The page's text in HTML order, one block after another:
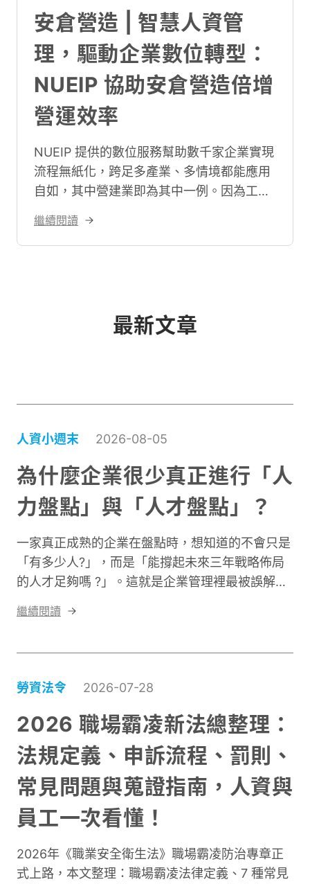
安倉營造 | 智慧人資管
理，驅動企業數位轉型：
NUEIP 協助安倉營造倍增
營運效率
NUEIP 提供的數位服務幫助數千家企業實現
流程無紙化，跨足多產業、多情境都能應用
自如，其中營建業即為其中一例。因為工地
勤可以說是難上加難。在職業安全以及勞工
意識高漲的時代下，考量到能使用 LINE 快
理，並作為日後陸續導入其他數位工具的基
繼續閱讀
最新文章
人資小週末 2026-08-05
為什麼企業很少真正進行「人
力盤點」與「人才盤點」？
一家真正成熟的企業在盤點時，想知道的不會只是
「有多少人?」，而是「能撐起未來三年戰略佈局
的人才足夠嗎 ?」。這就是企業管理裡最被誤解、
點是企業的現況診斷，人才盤點則是企業的未來規
繼續閱讀
勞資法令 2026-07-28
2026 職場霸凌新法總整理：
法規定義、申訴流程、罰則、
常見問題與蒐證指南，人資與
員工一次看懂！
2026年《職業安全衛生法》職場霸凌防治專章正
式上路，本文整理：職場霸凌法律定義、7 種常見